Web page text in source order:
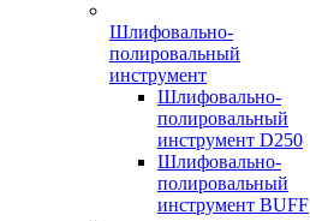
Шлифовально-
полировальный
инструмент
Шлифовально-
полировальный
инструмент D250
Шлифовально-
полировальный
инструмент BUFF